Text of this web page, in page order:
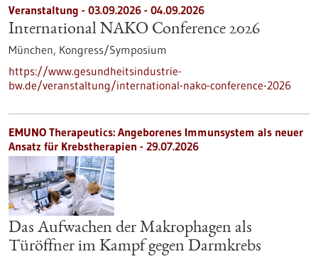
Veranstaltung - 03.09.2026 - 04.09.2026
International NAKO Conference 2026
München, Kongress/Symposium
https://www.gesundheitsindustrie-
bw.de/veranstaltung/international-nako-conference-2026
EMUNO Therapeutics: Angeborenes Immunsystem als neuer
Ansatz für Krebstherapien - 29.07.2026
Das Aufwachen der Makrophagen als
Türöffner im Kampf gegen Darmkrebs